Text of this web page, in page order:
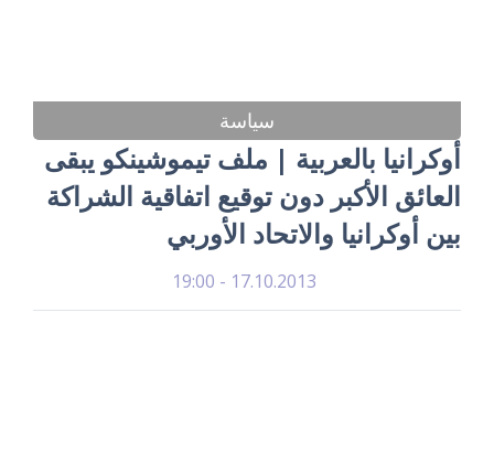
سياسة
أوكرانيا بالعربية | ملف تيموشينكو يبقى
العائق الأكبر دون توقيع اتفاقية الشراكة
بين أوكرانيا والاتحاد الأوربي
17.10.2013 - 19:00